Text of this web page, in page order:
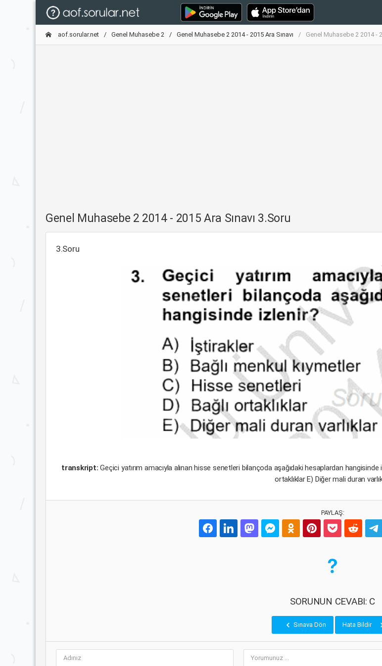
aof.sorular.net Genel Muhasebe 2 Genel Muhasebe 2 2014 - 2015 Ara Sınavı Genel Muhasebe 2 2014 -
Genel Muhasebe 2 2014 - 2015 Ara Sınavı 3.Soru
3.Soru
transkript:Geçici yatırım amacıyla alınan hisse senetleri bilançoda aşağıdaki hesaplardan
ortaklıklar E) Diğer mali duran
PAYLAŞ:
SORUNUN CEVABI: C
Sınava Dön Hata Bildir